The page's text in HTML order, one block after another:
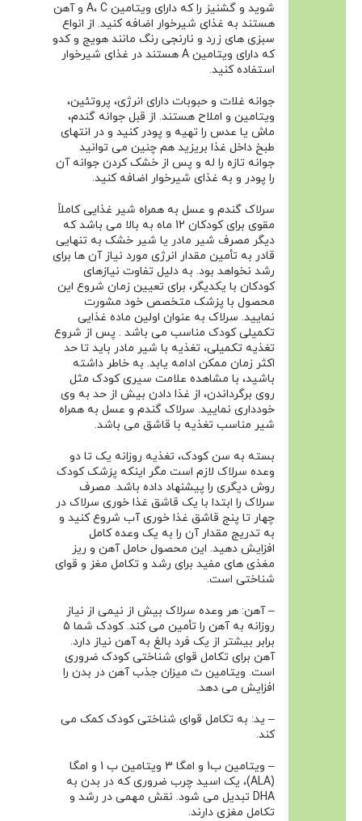
شوید و گشنیز را که دارای ویتامین A، C و آهن
هستند به غذای شیرخوار اضافه کنید. از انواع
سبزی های زرد و نارنجی رنگ مانند هویج و کدو
که دارای ویتامین A هستند در غذای شیرخوار
استفاده کنید.
جوانه غلات و حبوبات دارای انرژی، پروتئین،
ویتامین و املاح هستند. از قبل جوانه گندم،
ماش یا عدس را تهیه و پودر کنید و در انتهای
طبخ داخل غذا بریزید هم چنین می توانید
جوانه تازه را له و پس از خشک کردن جوانه آن
را پودر و به غذای شیرخوار اضافه کنید.
سرلاک گندم و عسل به همراه شیر غذایی کاملاً
مقوی برای کودکان 12 ماه به بالا می باشد که
دیگر مصرف شیر مادر یا شیر خشک به تنهایی
قادر به تأمین مقدار انرژی مورد نیاز آن ها برای
رشد نخواهد بود. به دلیل تفاوت نیازهای
کودکان با یکدیگر، برای تعیین زمان شروع این
محصول با پزشک متخصص خود مشورت
نمایید. سرلاک به عنوان اولین ماده غذایی
تکمیلی کودک مناسب می باشد . پس از شروع
تغذیه تکمیلی، تغذیه با شیر مادر باید تا حد
اکثر زمان ممکن ادامه یابد. به خاطر داشته
باشید، با مشاهده علامت سیری کودک مثل
روی برگرداندن، از غذا دادن بیش از حد به وی
خودداری نمایید. سرلاک گندم و عسل به همراه
شیر مناسب تغذیه با قاشق می باشد.
بسته به سن کودک، تغذیه روزانه یک تا دو
وعده سرلاک لازم است مگر اینکه پزشک کودک
روش دیگری را پیشنهاد داده باشد. مصرف
سرلاک را ابتدا با یک قاشق غذا خوری سرلاک در
چهار تا پنج قاشق غذا خوری آب شروع کنید و
به تدریج مقدار آن را به یک وعده کامل
افزایش دهید. این محصول حامل آهن و ریز
مغذی های مفید برای رشد و تکامل مغز و قوای
شناختی است.
– آهن: هر وعده سرلاک بیش از نیمی از نیاز
روزانه به آهن را تأمین می کند. کودک شما 5
برابر بیشتر از یک فرد بالغ به آهن نیاز دارد.
آهن برای تکامل قوای شناختی کودک ضروری
است. ویتامین ث میزان جذب آهن در بدن را
افزایش می دهد.
– ید: به تکامل قوای شناختی کودک کمک می
کند.
– ویتامین ب1 و امگا 3 ویتامین ب 1 و امگا
(ALA)، یک اسید چرب ضروری که در بدن به
DHA تبدیل می شود. نقش مهمی در رشد و
تکامل مغزی دارند.